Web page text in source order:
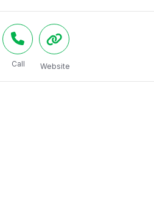
Call Website